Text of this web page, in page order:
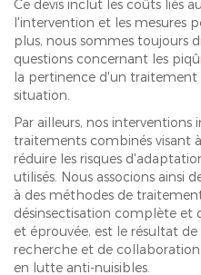
Ce devis inclut les coûts liés
l'intervention et les mesures
plus, nous sommes toujours
questions concernant les
la pertinence d'un
situation.
Par ailleurs, nos interventions
traitements combinés visant
réduire les risques
utilisés. Nous associons ainsi
à des méthodes de
désinsectisation complète et
et éprouvée, est le résultat
recherche et de collaboration
en lutte anti-nuisibles.